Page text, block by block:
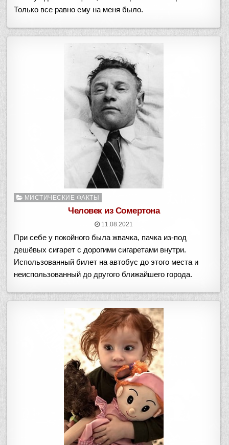
Только все равно ему на меня было.
Опубликовано
МИСТИЧЕСКИЕ ФАКТЫ
Человек из Сомертона
11.08.2021
При себе у покойного была жвачка, пачка из-под
дешёвых сигарет с дорогими сигаретами внутри.
Использованный билет на автобус до этого места и
неиспользованный до другого ближайшего города.